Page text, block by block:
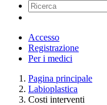
Accesso
Registrazione
Per i medici
Pagina principale
Labioplastica
Costi interventi